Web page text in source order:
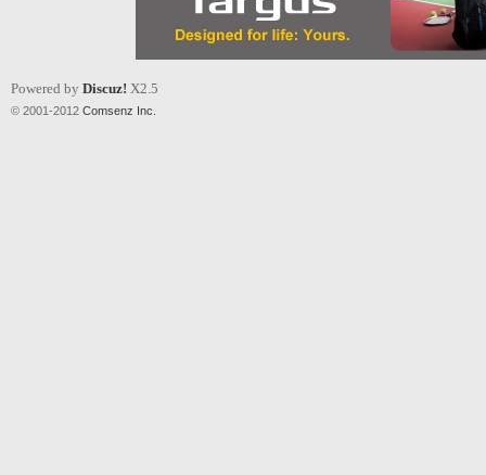
Powered by Discuz! X2.5
© 2001-2012 Comsenz Inc.